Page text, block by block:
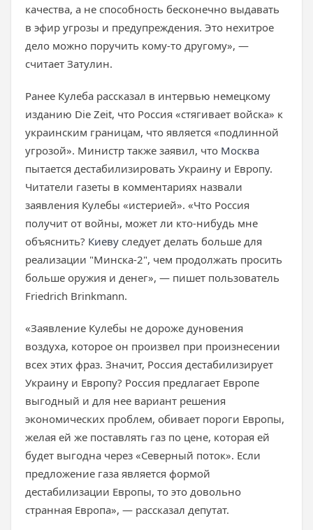
качества, а не способность бесконечно выдавать
в эфир угрозы и предупреждения. Это нехитрое
дело можно поручить кому-то другому», —
считает Затулин.
Ранее Кулеба рассказал в интервью немецкому
изданию Die Zeit, что Россия «стягивает войска» к
украинским границам, что является «подлинной
угрозой». Министр также заявил, что Москва
пытается дестабилизировать Украину и Европу.
Читатели газеты в комментариях назвали
заявления Кулебы «истерией». «Что Россия
получит от войны, может ли кто-нибудь мне
объяснить? Киеву следует делать больше для
реализации "Минска-2", чем продолжать просить
больше оружия и денег», — пишет пользователь
Friedrich Brinkmann.
«Заявление Кулебы не дороже дуновения
воздуха, которое он произвел при произнесении
всех этих фраз. Значит, Россия дестабилизирует
Украину и Европу? Россия предлагает Европе
выгодный и для нее вариант решения
экономических проблем, обивает пороги Европы,
желая ей же поставлять газ по цене, которая ей
будет выгодна через «Северный поток». Если
предложение газа является формой
дестабилизации Европы, то это довольно
странная Европа», — рассказал депутат.